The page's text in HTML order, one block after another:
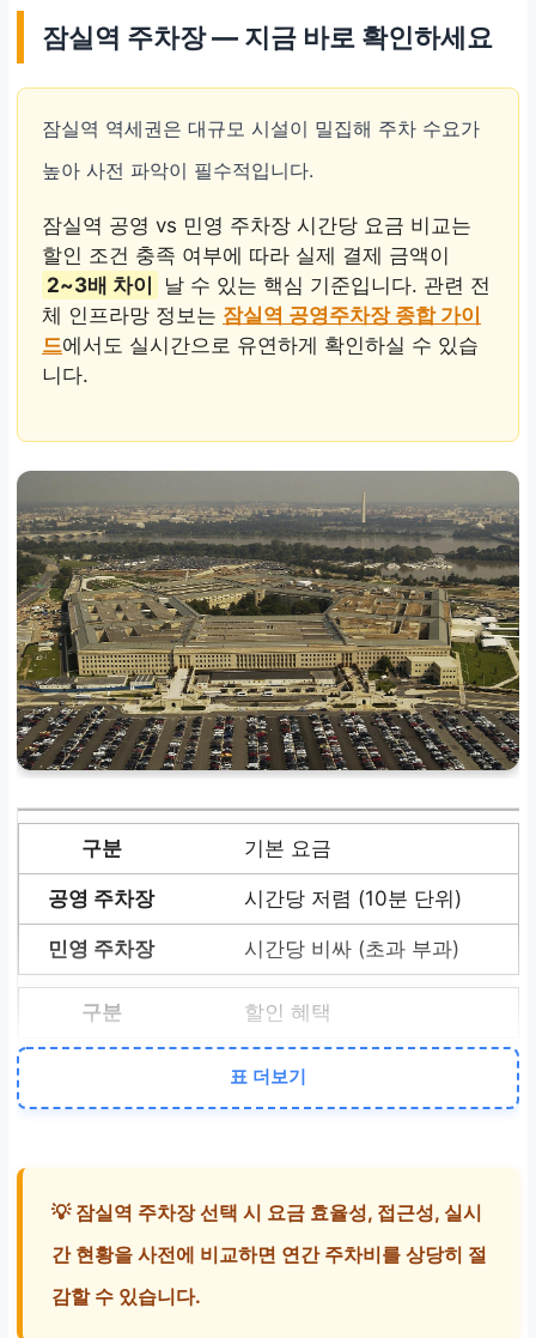
잠실역 주차장 — 지금 바로 확인하세요
잠실역 역세권은 대규모 시설이 밀집해 주차 수요가
높아 사전 파악이 필수적입니다.
잠실역 공영 vs 민영 주차장 시간당 요금 비교는
할인 조건 충족 여부에 따라 실제 결제 금액이
2~3배 차이
날 수 있는 핵심 기준입니다. 관련 전
체 인프라망 정보는 잠실역 공영주차장 종합 가이
드에서도 실시간으로 유연하게 확인하실 수 있습
니다.
기본 요금
시간당 저렴 (10분 단위)
시간당 비싸 (초과 부과)
할인 혜택
제휴 카드, 발렛 서비스
높음 (선착순)
표 더보기
💡 잠실역 주차장 선택 시 요금 효율성, 접근성, 실시
간 현황을 사전에 비교하면 연간 주차비를 상당히 절
감할 수 있습니다.